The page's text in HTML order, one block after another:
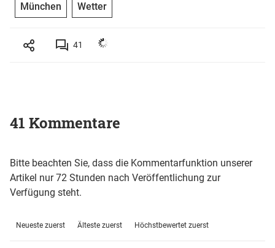
München Wetter
41
41 Kommentare
Bitte beachten Sie, dass die Kommentarfunktion unserer
Artikel nur 72 Stunden nach Veröffentlichung zur
Verfügung steht.
Neueste zuerst Älteste zuerst Höchstbewertet zuerst